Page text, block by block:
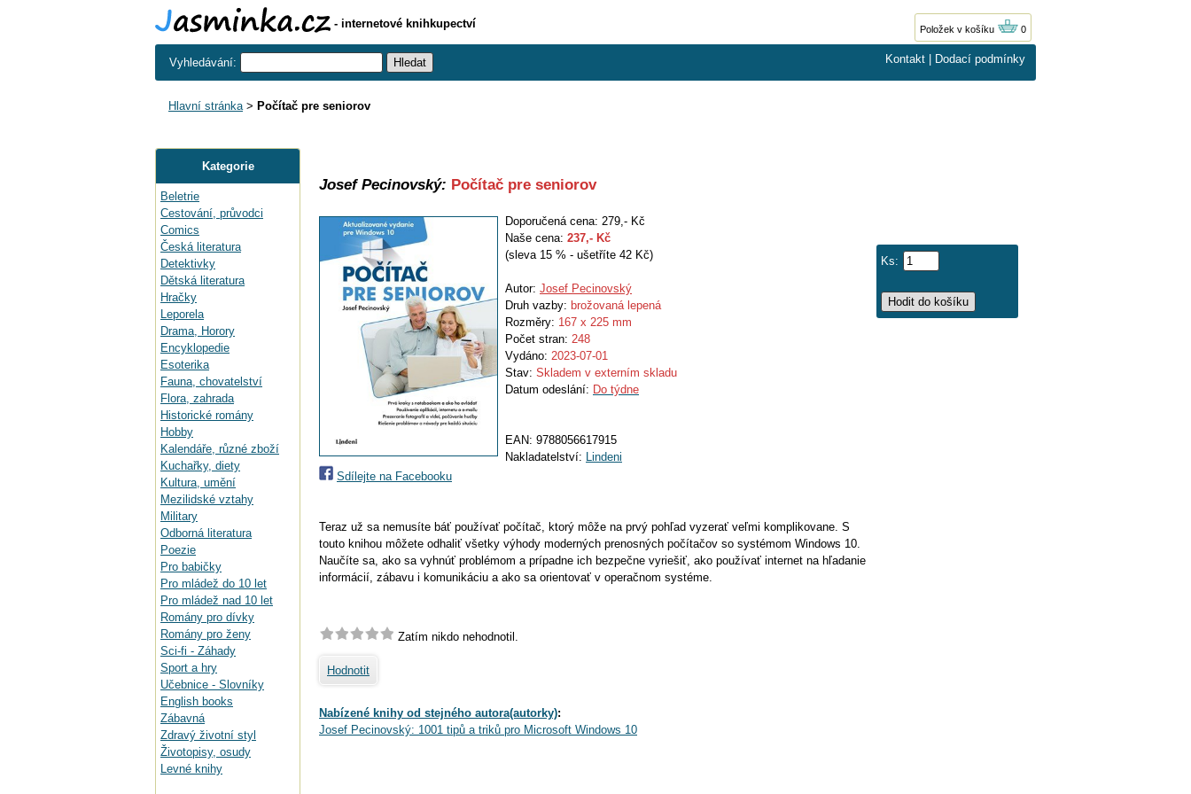
- internetové knihkupectví Položek v košíku 0
Vyhledávání: Kontakt Dodací podmínky
Hlavní stránka> Počítač pre seniorov
Kategorie
Beletrie
Cestování, průvodci
Comics
Česká literatura
Detektivky
Dětská literatura
Hračky
Leporela
Drama, Horory
Encyklopedie
Esoterika
Fauna, chovatelství
Flora, zahrada
Historické romány
Hobby
Kalendáře, různé zboží
Kuchařky, diety
Kultura, umění
Mezilidské vztahy
Military
Odborná literatura
Poezie
Pro babičky
Pro mládež do 10 let
Pro mládež nad 10 let
Romány pro dívky
Romány pro ženy
Sci-fi - Záhady
Sport a hry
Učebnice - Slovníky
English books
Zábavná
Zdravý životní styl
Životopisy, osudy
Levné knihy
Josef Pecinovský: Počítač pre seniorov
Doporučená cena: 279,- Kč
Naše cena: 237,- Kč
(sleva 15 % - ušetříte 42 Kč)
Autor: Josef Pecinovský
Druh vazby: brožovaná lepená
Rozměry: 167 x 225 mm
Počet stran: 248
Vydáno: 2023-07-01
Stav: Skladem v externím skladu
Datum odeslání: Do týdne
EAN: 9788056617915
Nakladatelství: Lindeni
Sdílejte na Facebooku
Teraz už sa nemusíte báť používať počítač, ktorý môže na prvý pohľad vyzerať veľmi komplikovane. S
touto knihou môžete odhaliť všetky výhody moderných prenosných počítačov so systémom Windows 10.
Naučíte sa, ako sa vyhnúť problémom a prípadne ich bezpečne vyriešiť, ako používať internet na hľadanie
informácií, zábavu i komunikáciu a ako sa orientovať v operačnom systéme.
Zatím nikdo nehodnotil.
Hodnotit
Nabízené knihy od stejného autora(autorky):
Josef Pecinovský: 1001 tipů a triků pro Microsoft Windows 10
Ks: